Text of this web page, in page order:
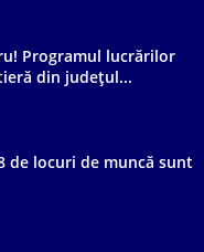
Programul lucrărilor
din județul...
de locuri de muncă sunt